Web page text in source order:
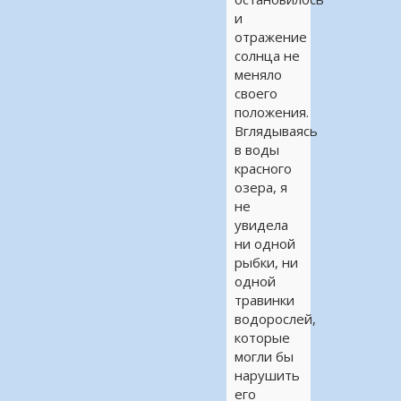
и
отражение
солнца не
меняло
своего
положения.
Вглядываясь
в воды
красного
озера, я
не
увидела
ни одной
рыбки, ни
одной
травинки
водорослей,
которые
могли бы
нарушить
его